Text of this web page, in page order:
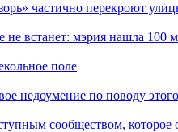
частично перекроют
встанет: мэрия нашла 100
поле
недоумение по поводу
сообществом,